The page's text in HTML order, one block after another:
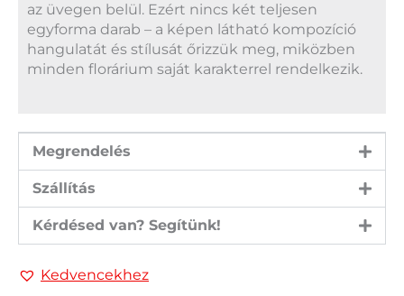
az üvegen belül. Ezért nincs két teljesen
egyforma darab – a képen látható kompozíció
hangulatát és stílusát őrizzük meg, miközben
minden florárium saját karakterrel rendelkezik.
Megrendelés
Szállítás
Kérdésed van? Segítünk!
Kedvencekhez